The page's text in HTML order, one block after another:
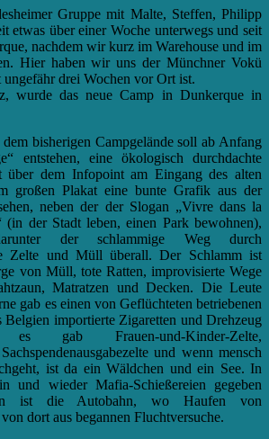
Gruppe mit Malte, Steffen, Philipp
etwas über einer Woche unterwegs und seit
nachdem wir kurz im Warehouse und im
Hier haben wir uns der Münchner Vokü
ungefähr drei Wochen vor Ort ist.
wurde das neue Camp in Dunkerque in
bisherigen Campgelände soll ab Anfang
entstehen, eine ökologisch durchdachte
über dem Infopoint am Eingang des alten
großen Plakat eine bunte Grafik aus der
neben der der Slogan „Vivre dans la
der Stadt leben, einen Park bewohnen),
der schlammige Weg durch
Zelte und Müll überall. Der Schlamm ist
von Müll, tote Ratten, improvisierte Wege
Matratzen und Decken. Die Leute
gab es einen von Geflüchteten betriebenen
Belgien importierte Zigaretten und Drehzeug
gab Frauen-und-Kinder-Zelte,
und wenn mensch
ist da ein Wäldchen und ein See. In
und wieder Mafia-Schießereien gegeben
ist die Autobahn, wo Haufen von
dort aus begannen Fluchtversuche.